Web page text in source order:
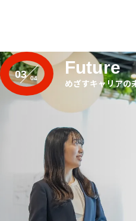
03 Future
めざすキャリアの